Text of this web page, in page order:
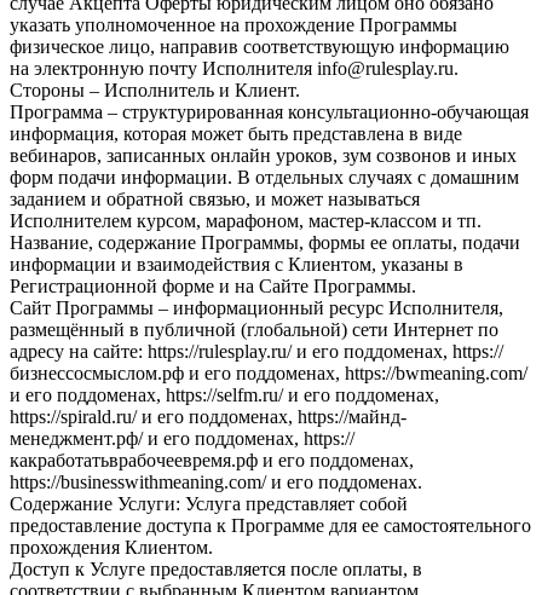
указать уполномоченное на прохождение Программы
физическое лицо, направив соответствующую информацию
на электронную почту Исполнителя info@rulesplay.ru.
Стороны – Исполнитель и Клиент.
Программа – структурированная консультационно-обучающая
информация, которая может быть представлена в виде
вебинаров, записанных онлайн уроков, зум созвонов и иных
форм подачи информации. В отдельных случаях с домашним
заданием и обратной связью, и может называться
Исполнителем курсом, марафоном, мастер-классом и тп.
Название, содержание Программы, формы ее оплаты, подачи
информации и взаимодействия с Клиентом, указаны в
Регистрационной форме и на Сайте Программы.
Сайт Программы – информационный ресурс Исполнителя,
размещённый в публичной (глобальной) сети Интернет по
адресу на сайте: https://rulesplay.ru/ и его поддоменах, https://
бизнессосмыслом.рф и его поддоменах, https://bwmeaning.com/
и его поддоменах, https://selfm.ru/ и его поддоменах,
https://spirald.ru/ и его поддоменах, https://майнд-
менеджмент.рф/ и его поддоменах, https://
какработатьврабочеевремя.рф и его поддоменах,
https://businesswithmeaning.com/ и его поддоменах.
Содержание Услуги: Услуга представляет собой
предоставление доступа к Программе для ее самостоятельного
прохождения Клиентом.
Доступ к Услуге предоставляется после оплаты, в